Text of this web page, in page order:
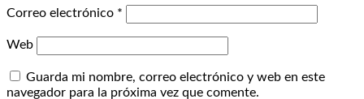
Correo electrónico *
Web
Guarda mi nombre, correo electrónico y web en este
navegador para la próxima vez que comente.